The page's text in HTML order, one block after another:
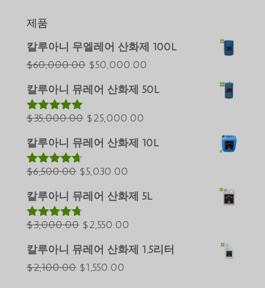
제품
칼루아니 무엘레어 산화제 100L
$60,000.00 원
래
격:
$60,000.00.
$50,000.00
칼루아니 뮤레어 산화제 50L
5 중에서
됨
$35,000.00 원
래
격:
$35,000.00.
$25,000.00
칼루아니 뮤레어 산화제 10L
5 중에서
가됨
$6,500.00 원
래
가
격:
$6,500.00.
$5,030.00
재
격:
$5,030.00.
칼루아니 뮤레어 산화제 5L
5 중에서
가됨
$3,000.00 원
래
$2,550.00
재
칼루아니 뮤레어 산화제 1.5리터
$2,100.00 원
$1,550.00
Deutsch (Sie)
Қазақ тілі
Bahasa Melayu
Português do Brasil